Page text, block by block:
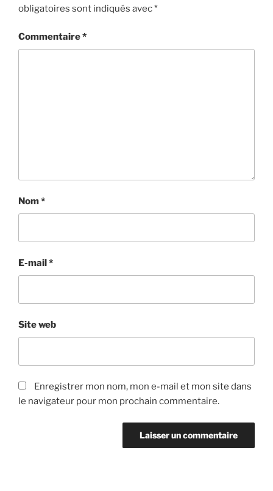
obligatoires sont indiqués avec*
Commentaire*
Nom*
E-mail*
Site web
Enregistrer mon nom, mon e-mail et mon site dans
le navigateur pour mon prochain commentaire.